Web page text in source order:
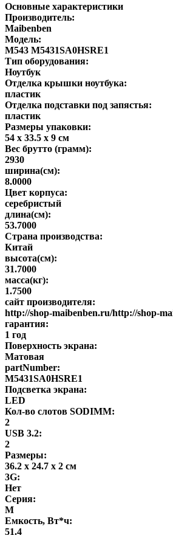
Основные характеристики
Производитель:
Maibenben
Модель:
M543 M5431SA0HSRE1
Тип оборудования:
Ноутбук
Отделка крышки ноутбука:
пластик
Отделка подставки под запястья:
пластик
Размеры упаковки:
54 x 33.5 x 9 см
Вес брутто (грамм):
2930
ширина(см):
8.0000
Цвет корпуса:
серебристый
длина(см):
53.7000
Страна производства:
Китай
высота(см):
31.7000
масса(кг):
1.7500
сайт производителя:
http://shop-maibenben.ru/http://shop-
гарантия:
1 год
Поверхность экрана:
Матовая
partNumber:
M5431SA0HSRE1
Подсветка экрана:
LED
Кол-во слотов SODIMM:
2
USB 3.2:
2
Размеры:
36.2 x 24.7 x 2 см
3G:
Нет
Серия:
M
Емкость, Вт*ч:
51.4